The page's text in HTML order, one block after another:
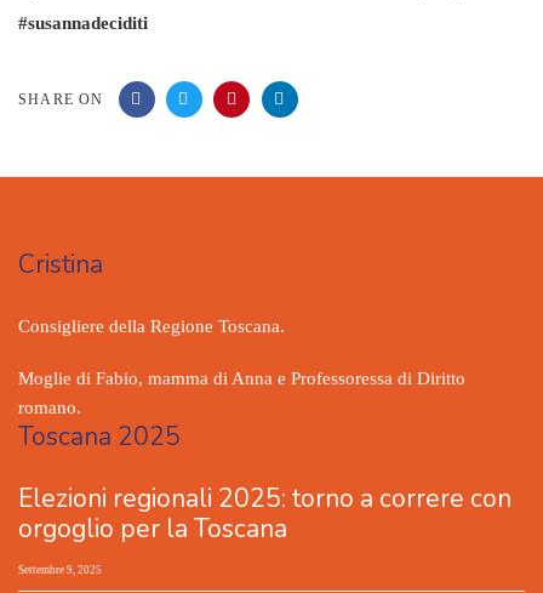
#susannadeciditi
SHARE ON
Cristina
Consigliere della Regione Toscana.
Moglie di Fabio, mamma di Anna e Professoressa di Diritto
romano.
Toscana 2025
Elezioni regionali 2025: torno a correre con
orgoglio per la Toscana
Settembre 9, 2025